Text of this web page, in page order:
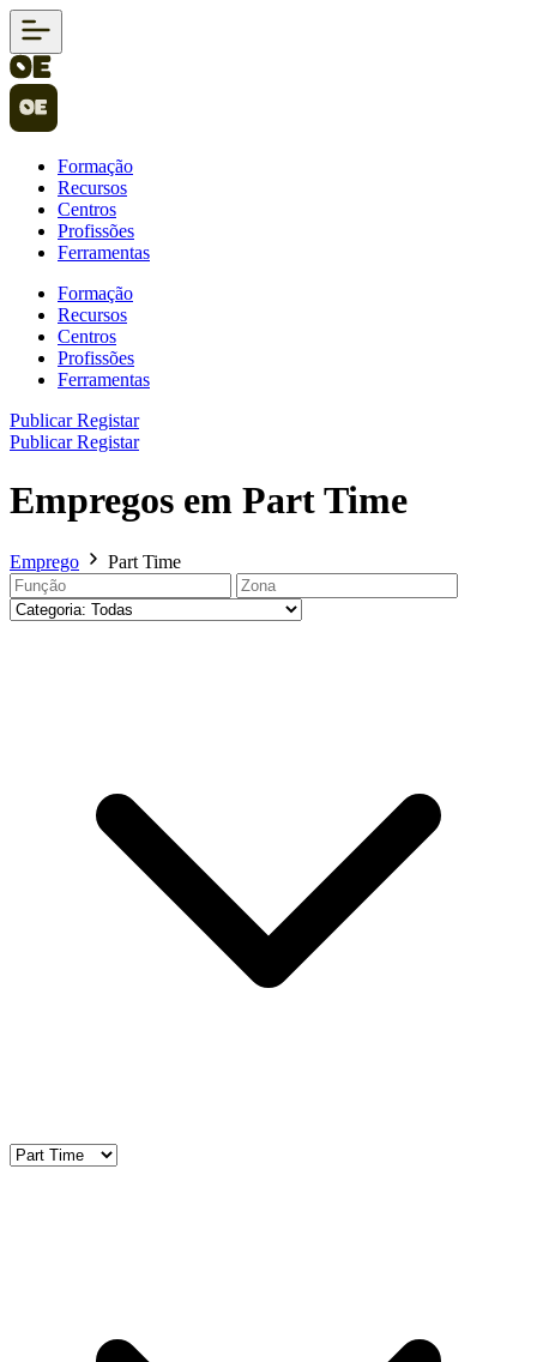
Formação
Recursos
Centros
Profissões
Ferramentas
Formação
Recursos
Centros
Profissões
Ferramentas
PublicarRegistar
PublicarRegistar
Empregos em Part Time
Emprego Part Time